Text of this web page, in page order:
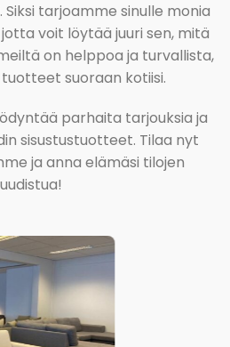
Siksi tarjoamme sinulle monia
voit löytää juuri sen, mitä
on helppoa ja turvallista,
suoraan kotiisi.
parhaita tarjouksia ja
sisustustuotteet. Tilaa nyt
ja anna elämäsi tilojen
uudistua!